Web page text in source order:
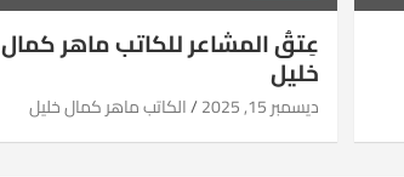
عِتقُ المشاعر للكاتب ماهر كمال
خليل
ديسمبر 15, 2025 الكاتب ماهر كمال خليل